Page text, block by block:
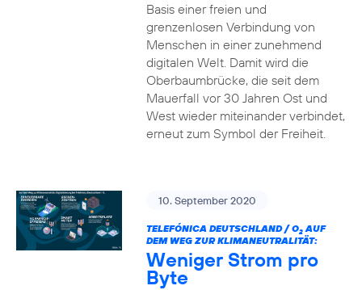
Basis einer freien und
grenzenlosen Verbindung von
Menschen in einer zunehmend
digitalen Welt. Damit wird die
Oberbaumbrücke, die seit dem
Mauerfall vor 30 Jahren Ost und
West wieder miteinander verbindet,
erneut zum Symbol der Freiheit.
10. September 2020
TELEFÓNICA DEUTSCHLAND / O2AUF
DEM WEG ZUR KLIMANEUTRALITÄT:
Weniger Strom pro
Byte